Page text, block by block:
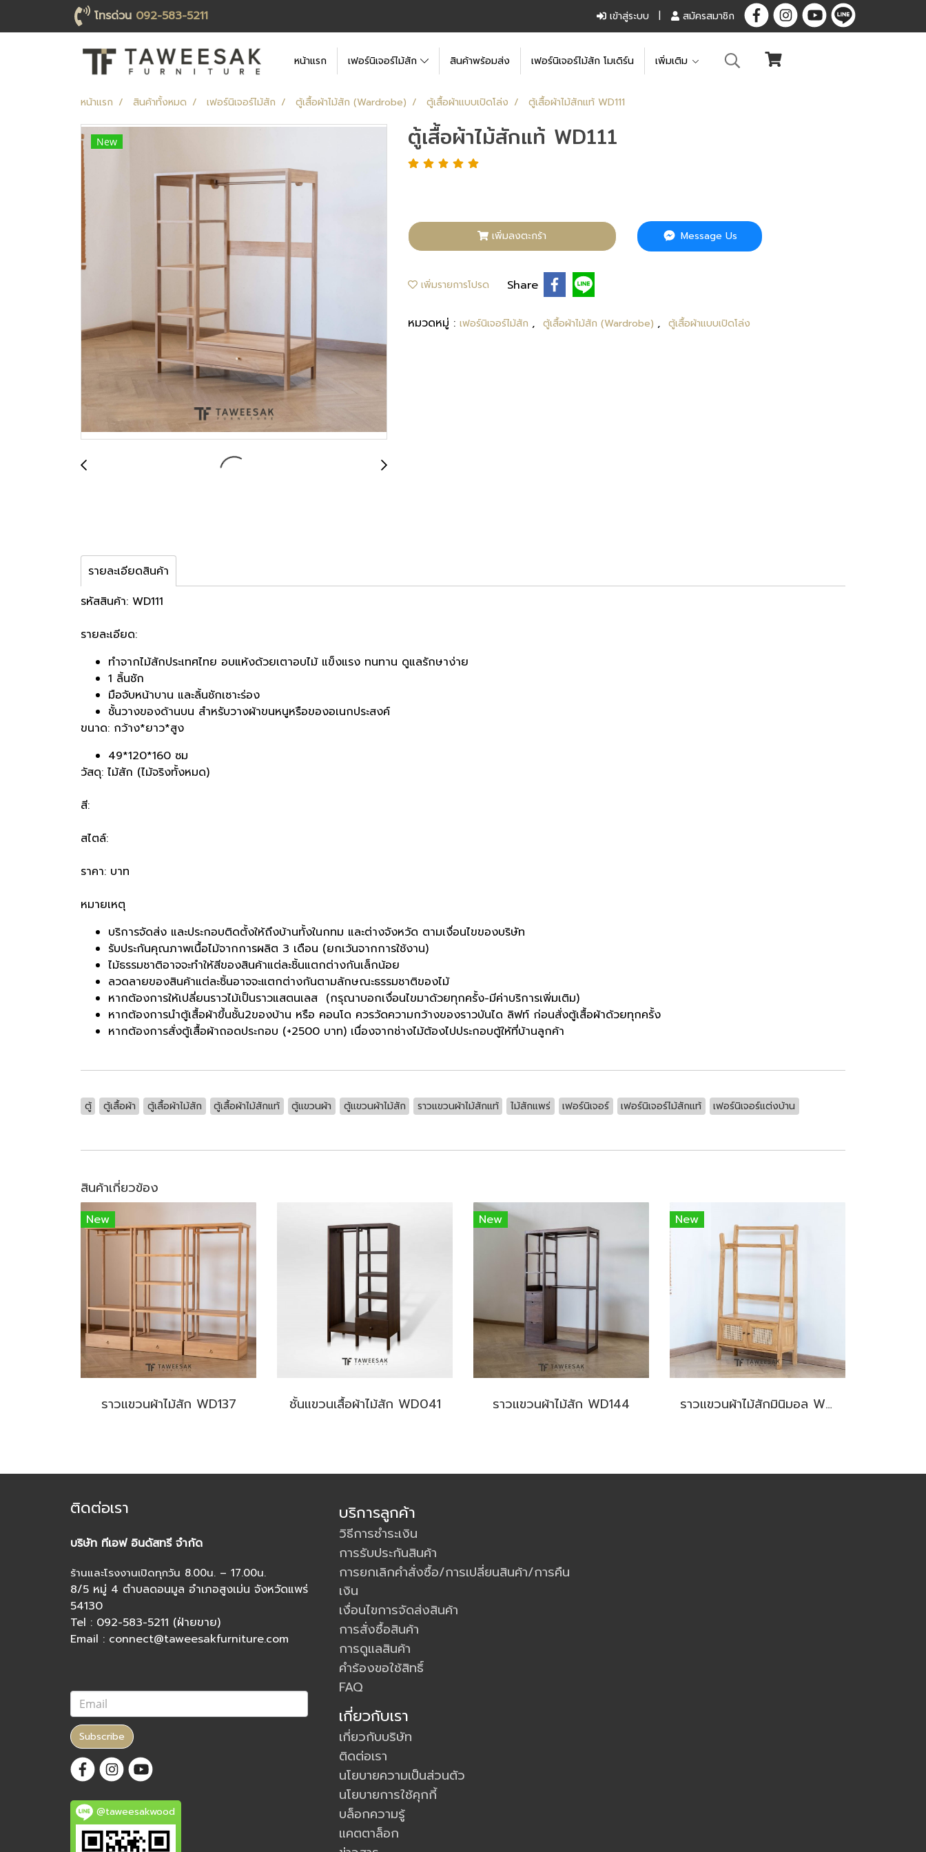
โทรด่วน 092-583-5211 เข้าสู่ระบบ สมัครสมาชิก
หน้าแรก เฟอร์นิเจอร์ไม้สัก สินค้าพร้อมส่ง เฟอร์นิเจอร์ไม้สัก โมเดิร์น เพิ่มเติม
หน้าแรก สินค้าทั้งหมด เฟอร์นิเจอร์ไม้สัก ตู้เสื้อผ้าไม้สัก (Wardrobe) ตู้เสื้อผ้าแบบเปิดโล่ง ตู้เสื้อผ้าไม้สักแท้ WD111
New ตู้เสื้อผ้าไม้สักแท้ WD111
เพิ่มลงตะกร้า Message Us
เพิ่มรายการโปรด Share
หมวดหมู่ : เฟอร์นิเจอร์ไม้สัก , ตู้เสื้อผ้าไม้สัก (Wardrobe) , ตู้เสื้อผ้าแบบเปิดโล่ง
รายละเอียดสินค้า
รหัสสินค้า: WD111
รายละเอียด:
ทำจากไม้สักประเทศไทย อบแห้งด้วยเตาอบไม้ แข็งแรง ทนทาน ดูแลรักษาง่าย
1 ลิ้นชัก
มือจับหน้าบาน และลิ้นชักเซาะร่อง
ชั้นวางของด้านบน สำหรับวางผ้าขนหนูหรือของอเนกประสงค์
ขนาด: กว้าง*ยาว*สูง
49*120*160 ซม
วัสดุ: ไม้สัก (ไม้จริงทั้งหมด)
สี:
สไตล์:
ราคา: บาท
หมายเหตุ
บริการจัดส่ง และประกอบติดตั้งให้ถึงบ้านทั้งในกทม และต่างจังหวัด ตามเงื่อนไขของบริษัท
รับประกันคุณภาพเนื้อไม้จากการผลิต 3 เดือน (ยกเว้นจากการใช้งาน)
ไม้ธรรมชาติอาจจะทำให้สีของสินค้าแต่ละชิ้นแตกต่างกันเล็กน้อย
ลวดลายของสินค้าแต่ละชิ้นอาจจะแตกต่างกันตามลักษณะธรรมชาติของไม้
หากต้องการให้เปลี่ยนราวไม้เป็นราวแสตนเลส (กรุณาบอกเงื่อนไขมาด้วยทุกครั้ง-มีค่าบริการเพิ่มเติม)
หากต้องการนำตู้เสื้อผ้าขึ้นชั้น2ของบ้าน หรือ คอนโด ควรวัดความกว้างของราวบันได ลิฟท์ ก่อนสั่งตู้เสื้อผ้าด้วยทุกครั้ง
หากต้องการสั่งตู้เสื้อผ้าถอดประกอบ (+2500 บาท) เนื่องจากช่างไม้ต้องไปประกอบตู้ให้ที่บ้านลูกค้า
ตู้ ตู้เสื้อผ้า ตู้เสื้อผ้าไม้สัก ตู้เสื้อผ้าไม้สักแท้ ตู้แขวนผ้า ตู้แขวนผ้าไม้สัก ราวแขวนผ้าไม้สักแท้ ไม้สักแพร่ เฟอร์นิเจอร์ เฟอร์นิเจอร์ไม้สักแท้ เฟอร์นิเจอร์แต่งบ้าน
สินค้าเกี่ยวข้อง
New
ราวแขวนผ้าไม้สัก WD137 ชั้นแขวนเสื้อผ้าไม้สัก WD041
New
ราวแขวนผ้าไม้สัก WD144
New
ราวแขวนผ้าไม้สักมินิมอล WD118
ติดต่อเรา
บริษัท ทีเอฟ อินดัสทรี จำกัด
ร้านและโรงงานเปิดทุกวัน 8.00น. – 17.00น.
8/5 หมู่ 4 ตำบลดอนมูล อำเภอสูงเม่น จังหวัดแพร่
54130
Tel : 092-583-5211 (ฝ่ายขาย)
Email : connect@taweesakfurniture.com
Subscribe
@taweesakwood
บริการลูกค้า
วิธีการชำระเงิน
การรับประกันสินค้า
การยกเลิกคำสั่งซื้อ/การเปลี่ยนสินค้า/การคืน
เงิน
เงื่อนไขการจัดส่งสินค้า
การสั่งซื้อสินค้า
การดูแลสินค้า
คำร้องขอใช้สิทธิ์
FAQ
เกี่ยวกับเรา
เกี่ยวกับบริษัท
ติดต่อเรา
นโยบายความเป็นส่วนตัว
นโยบายการใช้คุกกี้
บล็อกความรู้
แคตตาล็อก